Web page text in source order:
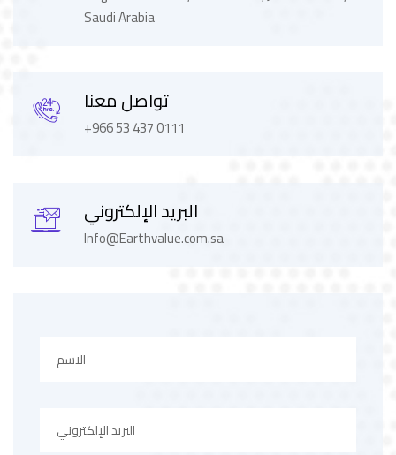
Saudi Arabia
تواصل معنا
+966 53 437 0111
البريد الإلكتروني
Info@Earthvalue.com.sa